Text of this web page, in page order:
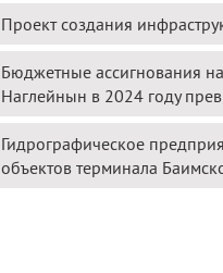
Проект создания
Бюджетные ассигнования
Наглейнын в 2024 году
Гидрографическое
объектов терминала